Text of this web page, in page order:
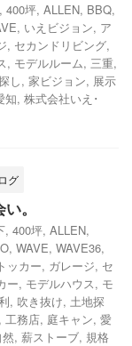
, 400坪, ALLEN, BBQ,
, いえビジョン, ア
, セカンドリビング,
, モデルルーム, 三重,
し, 家ビジョン, 展示
知, 株式会社いえ･
グ
。
, 400坪, ALLEN,
, WAVE, WAVE36,
ッカー, ガレージ, セ
ー, モデルハウス, モ
, 吹き抜け, 土地探
, 工務店, 庭キャン, 愛
, 薪ストーブ, 規格